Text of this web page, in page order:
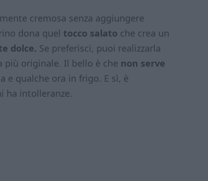
cremosa senza aggiungere
dona quel tocco salato che crea un
dolce. Se preferisci, puoi realizzarla
originale. Il bello è che non serve
e qualche ora in frigo. E sì, è
ha intolleranze.